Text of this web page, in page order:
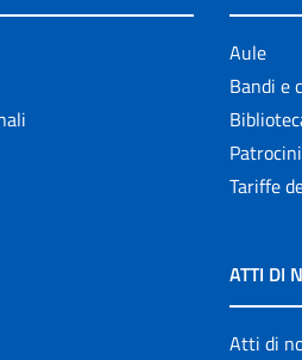
Aule
Bandi e
Patrocini
Tariffe
ATTI DI
Atti di